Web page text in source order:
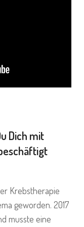
Dich mit
Krebstherapie
geworden. 2017
musste eine